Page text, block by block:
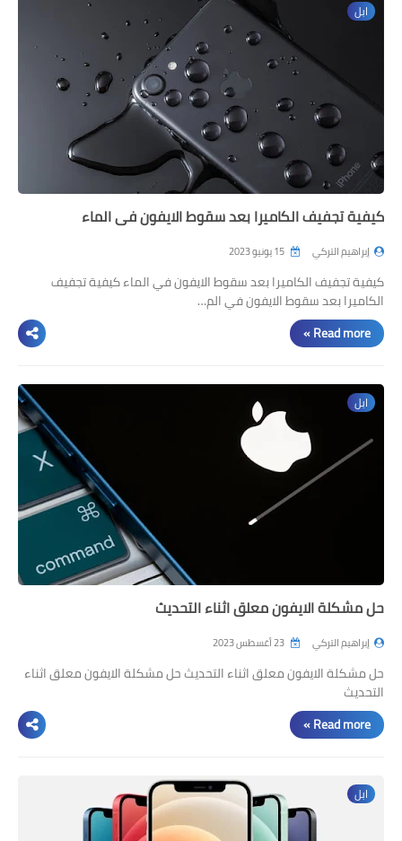
ابل
كيفية تجفيف الكاميرا بعد سقوط الايفون في الماء
إبراهيم التركي
كيفية تجفيف الكاميرا بعد سقوط الايفون في الماء كيفية تجفيف
الكاميرا بعد سقوط الايفون في الم…
Read more »
ابل
حل مشكلة الايفون معلق اثناء التحديث
إبراهيم التركي
حل مشكلة الايفون معلق اثناء التحديث حل مشكلة الايفون معلق اثناء
التحديث
Read more »
ابل